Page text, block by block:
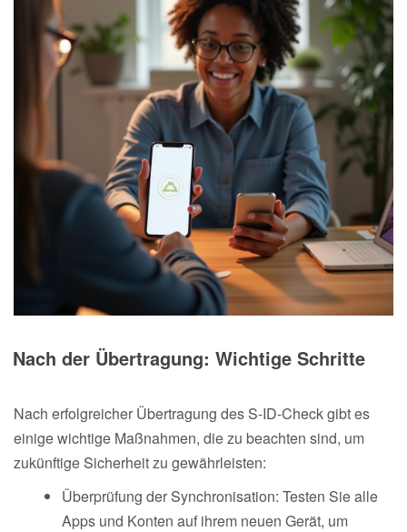
Nach der Übertragung: Wichtige Schritte
Nach erfolgreicher Übertragung des S-ID-Check gibt es
einige wichtige Maßnahmen, die zu beachten sind, um
zukünftige Sicherheit zu gewährleisten:
Überprüfung der Synchronisation: Testen Sie alle
Apps und Konten auf ihrem neuen Gerät, um